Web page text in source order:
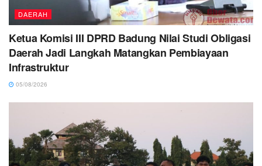
DAERAH
Ketua Komisi III DPRD Badung Nilai Studi Obligasi
Daerah Jadi Langkah Matangkan Pembiayaan
Infrastruktur
05/08/2026